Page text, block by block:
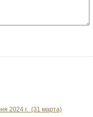
2024 г. (31 марта)